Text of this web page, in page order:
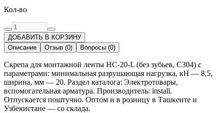
Кол-во
ДОБАВИТЬ В КОРЗИНУ
Описание
Отзыв (0) Вопросы (0)
Скрепа для монтажной ленты НС-20-L (без зубьев, C304) с
параметрами: минимальная разрушающая нагрузка, кН — 8,5,
ширина, мм — 20. Раздел каталога: Электротовары,
вспомогательная арматура. Производитель: install.
Отпускается поштучно. Оптом и в розницу в Ташкенте и
Узбекистане — со склада.